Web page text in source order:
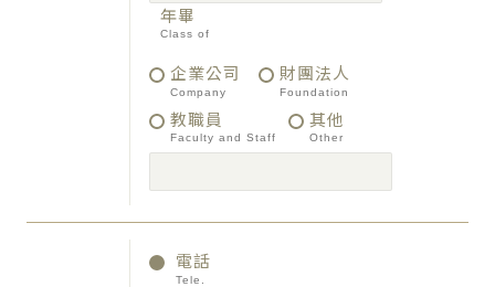
年畢
Class of
企業公司
Company
財團法人
Foundation
教職員
Faculty and Staff
其他
Other
電話
Tele.